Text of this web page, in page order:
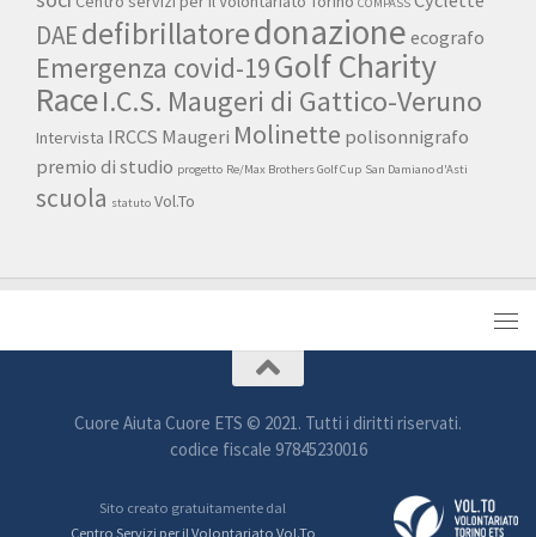
DAEdefibrillatoredonazione ecografo
Emergenza covid-19Golf Charity
RaceI.C.S. Maugeri di Gattico-Veruno
Intervista IRCCS Maugeri Molinette polisonnigrafo
premio di studio progetto Re/Max Brothers Golf Cup San Damiano d'Asti
scuola statuto Vol.To
Cuore Aiuta Cuore ETS © 2021. Tutti i diritti riservati.
codice fiscale 97845230016
Sito creato gratuitamente dal
Centro Servizi per il Volontariato Vol.To